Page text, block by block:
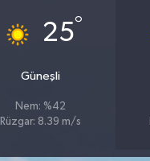
25°
Güneşli
Nem: %42
Rüzgar: 8.39 m/s